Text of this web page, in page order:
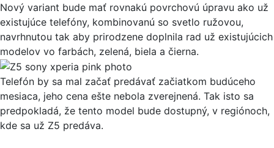
Nový variant bude mať rovnakú povrchovú úpravu ako už
existujúce telefóny, kombinovanú so svetlo ružovou,
navrhnutou tak aby prirodzene doplnila rad už existujúcich
modelov vo farbách, zelená, biela a čierna.
Telefón by sa mal začať predávať začiatkom budúceho
mesiaca, jeho cena ešte nebola zverejnená. Tak isto sa
predpokladá, že tento model bude dostupný, v regiónoch,
kde sa už Z5 predáva.